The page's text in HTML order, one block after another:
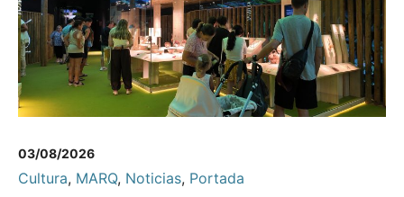
03/08/2026
Cultura, MARQ, Noticias, Portada